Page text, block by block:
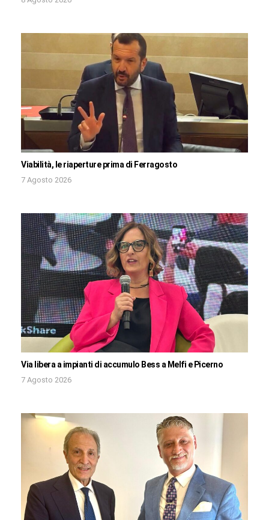
Viabilità, le riaperture prima di Ferragosto
7 Agosto 2026
Via libera a impianti di accumulo Bess a Melfi e Picerno
7 Agosto 2026